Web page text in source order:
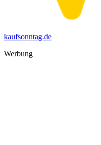
kaufsonntag.de
Werbung